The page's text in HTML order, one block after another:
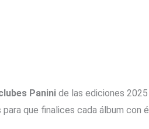
Paninide las ediciones
que finalices cada álbum con